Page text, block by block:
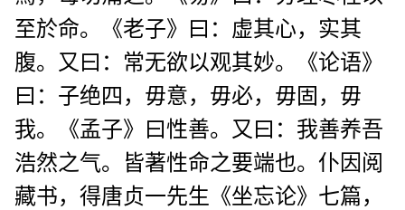
至於命。《老子》曰：虚其心，实其
腹。又曰：常无欲以观其妙。《论语》
曰：子绝四，毋意，毋必，毋固，毋
我。《孟子》曰性善。又曰：我善养吾
浩然之气。皆著性命之要端也。仆因阅
藏书，得唐贞一先生《坐忘论》七篇，